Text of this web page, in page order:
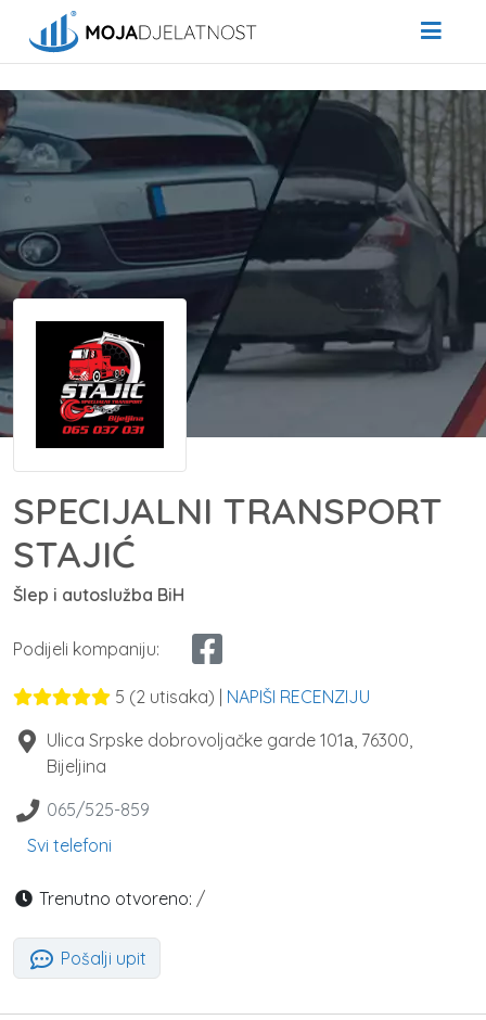
SPECIJALNI TRANSPORT
STAJIĆ
Šlep i autoslužba BiH
Podijeli kompaniju:
5 (2 utisaka) | NAPIŠI RECENZIJU
Ulica Srpske dobrovoljačke garde 101а 76300
Bijeljina
065/525-859
Svi telefoni
Trenutno otvoreno: /
Pošalji upit